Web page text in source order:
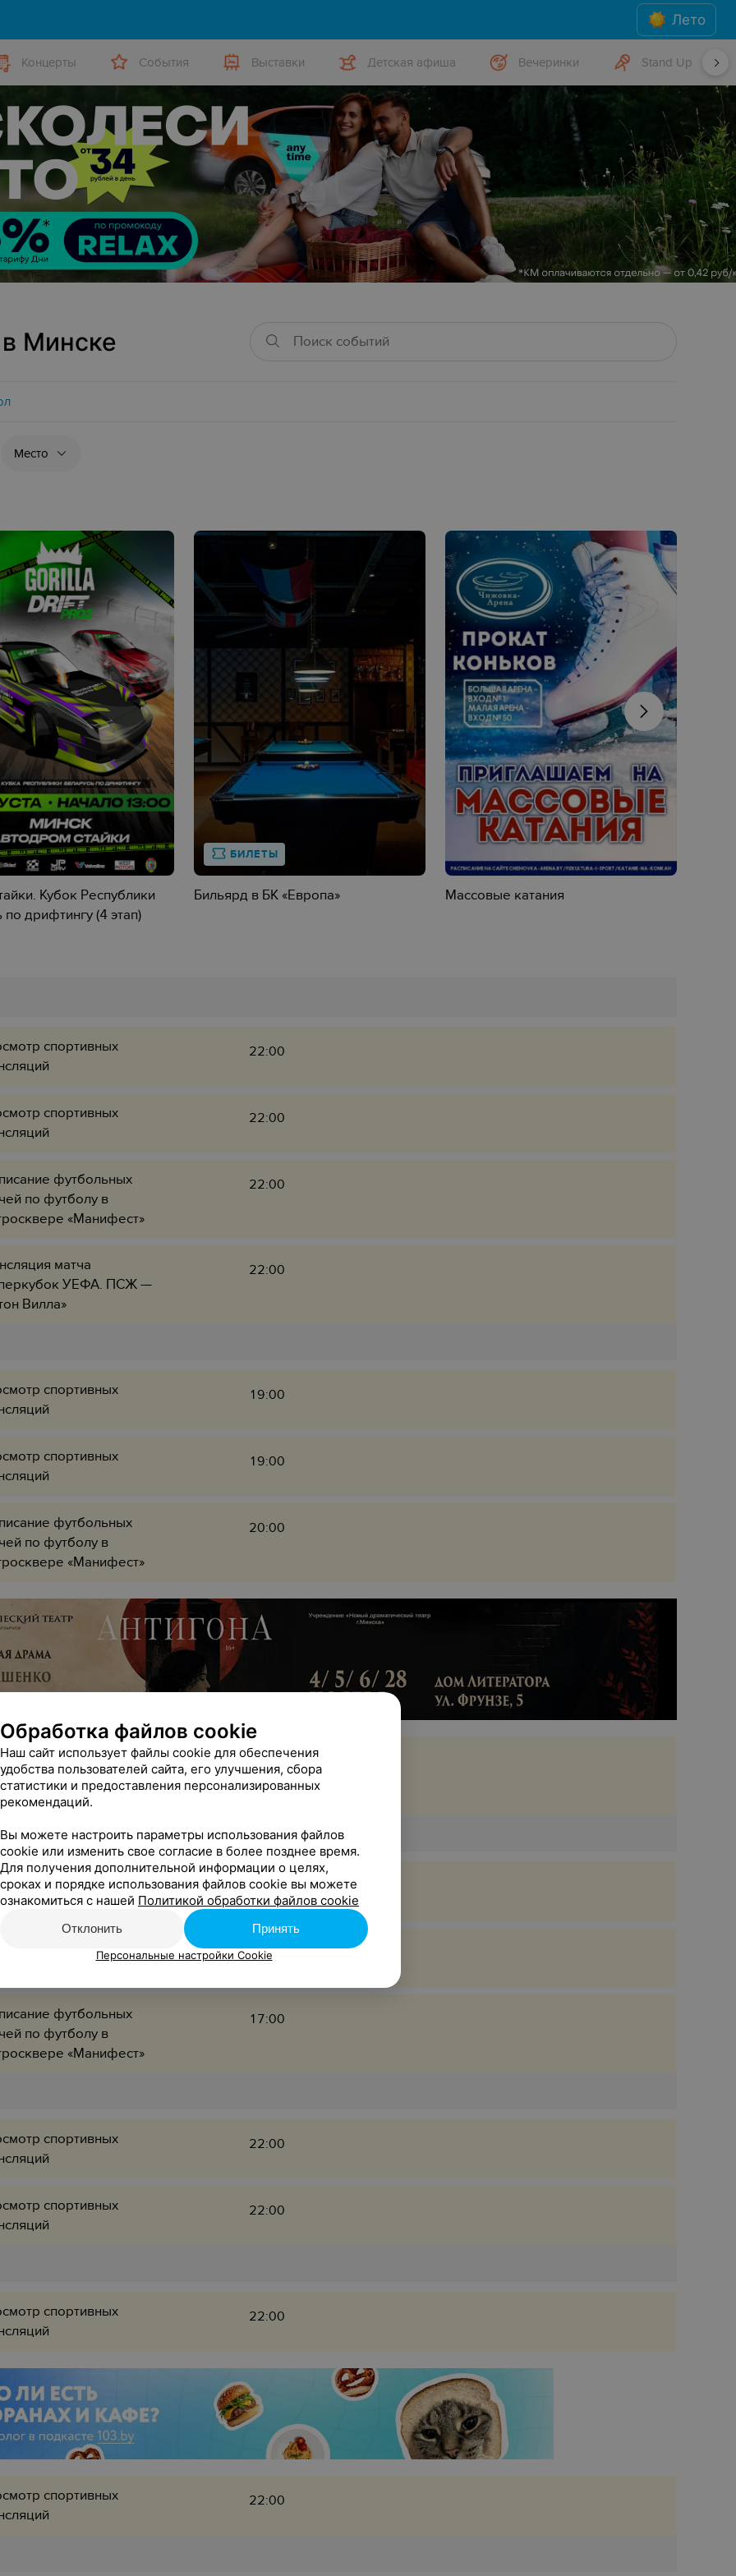
Лето
Концерты События Выставки Детская афиша Вечеринки Stand Up
Минске
Место
Кубок Республики
по дрифтингу (4 этап)
БИЛЕТЫ
Бильярд в БК «Европa» Массовые катания
спортивных
22:00
спортивных
22:00
футбольных
по футболу в
«Манифест»
22:00
матча
УЕФА. ПСЖ —
Вилла»
22:00
спортивных
19:00
спортивных
19:00
футбольных
по футболу в
«Манифест»
20:00
матча «Лига
УЕФА. Динамо-
Брага (Португалия)»
20:00
спортивных
05:30
спортивных
05:30
футбольных
по футболу в
«Манифест»
17:00
спортивных
22:00
спортивных
22:00
спортивных
22:00
спортивных
22:00
Обработка файлов cookie
Наш сайт использует файлы cookie для обеспечения
удобства пользователей сайта, его улучшения, сбора
статистики и предоставления персонализированных
рекомендаций.
Вы можете настроить параметры использования файлов
cookie или изменить свое согласие в более позднее время.
Для получения дополнительной информации о целях,
сроках и порядке использования файлов cookie вы можете
ознакомиться с нашей Политикой обработки файлов cookie
Отклонить Принять
Персональные настройки Cookie